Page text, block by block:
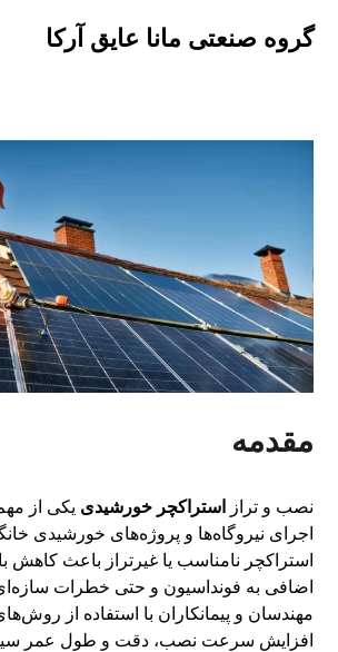
گروه صنعتی مانا عایق آرکا
مقدمه
نصب و تراز استراکچر خورشیدی یکی از
اجرای نیروگاه‌ها و پروژه‌های خورشیدی
استراکچر نامناسب یا غیرتراز باعث کاهش
اضافی به فونداسیون و حتی خطرات
مهندسان و پیمانکاران با استفاده از
افزایش سرعت نصب، دقت و طول عمر